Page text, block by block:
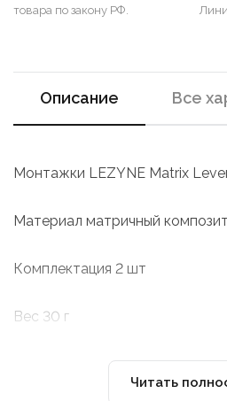
товара по закону РФ.
Описание Все
Монтажки LEZYNE Matrix
Материал матричный композит
Комплектация 2 шт
Вес 30 г
Читать